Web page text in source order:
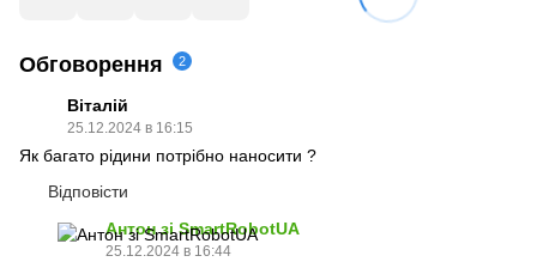
Обговорення 2
Віталій
25.12.2024 в 16:15
Як багато рідини потрібно наносити ?
Відповісти
Антон зі SmartRobotUA
25.12.2024 в 16:44